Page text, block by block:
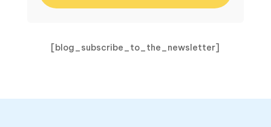
[blog_subscribe_to_the_newsletter]